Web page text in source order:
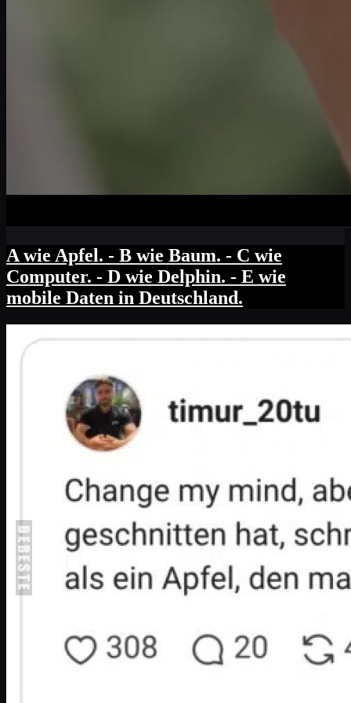
A wie Apfel. - B wie Baum. - C wie
Computer. - D wie Delphin. - E wie
mobile Daten in Deutschland.